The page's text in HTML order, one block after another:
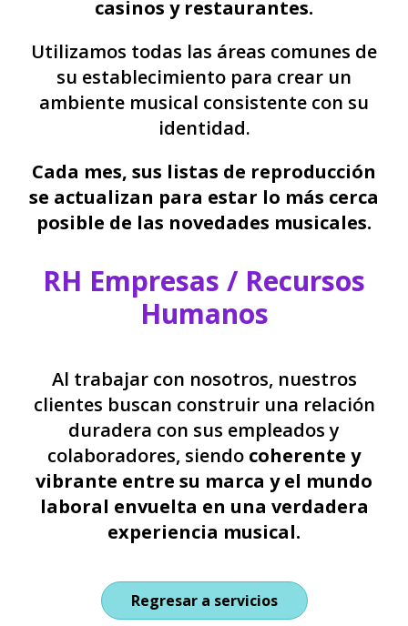
casinos y restaurantes.
Utilizamos todas las áreas comunes de
su establecimiento para crear un
ambiente musical consistente con su
identidad.
Cada mes, sus listas de reproducción
se actualizan para estar lo más cerca
posible de las novedades musicales.
RH Empresas / Recursos
Humanos
Al trabajar con nosotros, nuestros
clientes buscan construir una relación
duradera con sus empleados y
colaboradores, siendo coherente y
vibrante entre su marca y el mundo
laboral envuelta en una verdadera
experiencia musical.
Regresar a servicios